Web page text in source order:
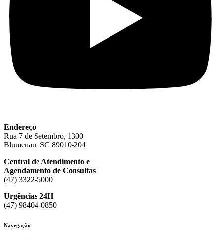
Endereço
Rua 7 de Setembro, 1300
Blumenau, SC 89010-204
Central de Atendimento e
Agendamento de Consultas
(47) 3322-5000
Urgências 24H
(47) 98404-0850
Navegação